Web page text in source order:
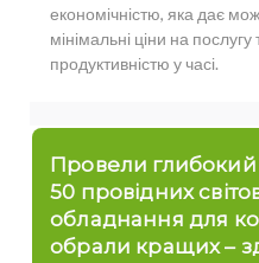
економічністю, яка дає
мінімальні ціни на
продуктивністю у часі.
Провели глибокий
50 провідних
обладнання для
обрали кращих –